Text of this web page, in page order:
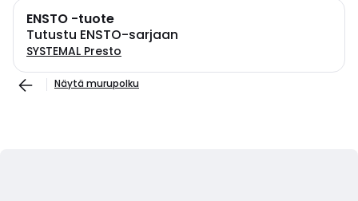
ENSTO -tuote
Tutustu ENSTO-sarjaan
SYSTEMAL Presto
Näytä murupolku